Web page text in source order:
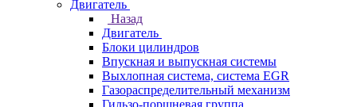
Двигатель
Назад
Двигатель
Блоки цилиндров
Впускная и выпускная системы
Выхлопная система, система EGR
Газораспределительный механизм
Гильзо-поршневая группа